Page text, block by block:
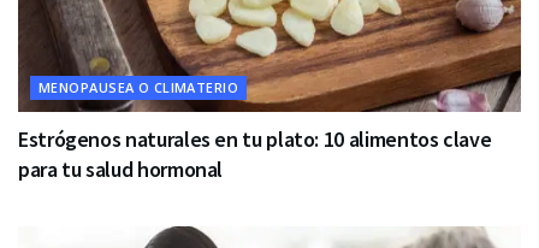
MENOPAUSEA O CLIMATERIO
Estrógenos naturales en tu plato: 10 alimentos clave
para tu salud hormonal